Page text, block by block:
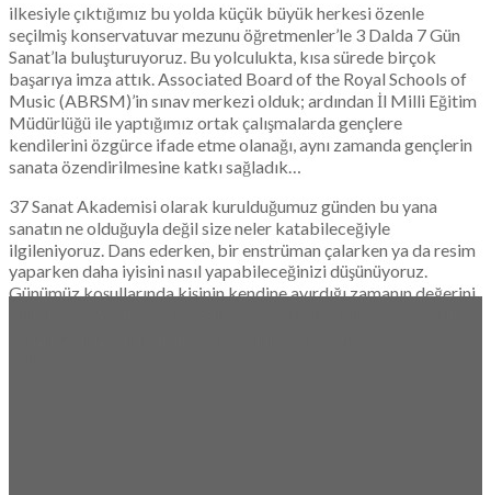
ilkesiyle çıktığımız bu yolda küçük büyük herkesi özenle
seçilmiş konservatuvar mezunu öğretmenler’le 3 Dalda 7 Gün
Sanat’la buluşturuyoruz. Bu yolculukta, kısa sürede birçok
başarıya imza attık. Associated Board of the Royal Schools of
Music (ABRSM)’in sınav merkezi olduk; ardından İl Milli Eğitim
Müdürlüğü ile yaptığımız ortak çalışmalarda gençlere
kendilerini özgürce ifade etme olanağı, aynı zamanda gençlerin
sanata özendirilmesine katkı sağladık…
37 Sanat Akademisi olarak kurulduğumuz günden bu yana
sanatın ne olduğuyla değil size neler katabileceğiyle
ilgileniyoruz. Dans ederken, bir enstrüman çalarken ya da resim
yaparken daha iyisini nasıl yapabileceğinizi düşünüyoruz.
Günümüz koşullarında kişinin kendine ayırdığı zamanın değerini